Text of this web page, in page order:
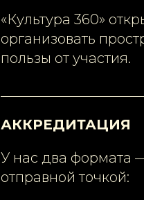
«Культура 360»
организовать
пользы от участия.
АККРЕДИТАЦИЯ
У нас два формата
отправной точкой: